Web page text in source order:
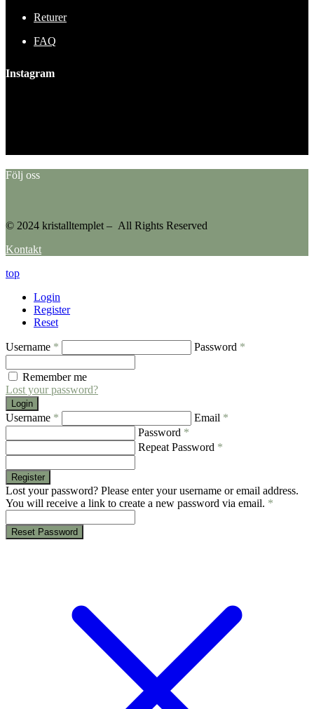
Returer
FAQ
Instagram
Följ oss
© 2024 kristalltemplet – All Rights Reserved
Kontakt
top
Login
Register
Reset
Username * Password *
Remember me
Lost your password?
Login
Username * Email *
Password *
Repeat Password *
Register
Lost your password? Please enter your username or email address.
You will receive a link to create a new password via email. *
Reset Password